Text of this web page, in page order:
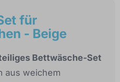
für
- Beige
Bettwäsche-Set
aus weichem